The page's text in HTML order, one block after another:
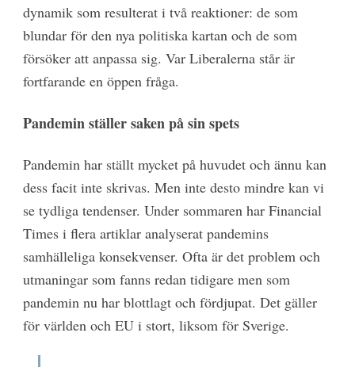
dynamik som resulterat i två reaktioner: de som
blundar för den nya politiska kartan och de som
försöker att anpassa sig. Var Liberalerna står är
fortfarande en öppen fråga.
Pandemin ställer saken på sin spets
Pandemin har ställt mycket på huvudet och ännu kan
dess facit inte skrivas. Men inte desto mindre kan vi
se tydliga tendenser. Under sommaren har Financial
Times i flera artiklar analyserat pandemins
samhälleliga konsekvenser. Ofta är det problem och
utmaningar som fanns redan tidigare men som
pandemin nu har blottlagt och fördjupat. Det gäller
för världen och EU i stort, liksom för Sverige.